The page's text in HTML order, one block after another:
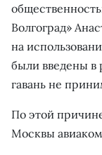
Волгоград»
на
были введены в
гавань не
По этой
Москвы